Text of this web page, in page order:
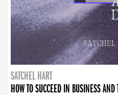
SATCHEL HART
HOW TO SUCCEED IN BUSINESS